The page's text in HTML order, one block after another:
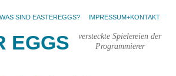
WAS SIND EASTEREGGS? IMPRESSUM+KONTAKT
EGGS
versteckte Spielereien der
Programmierer